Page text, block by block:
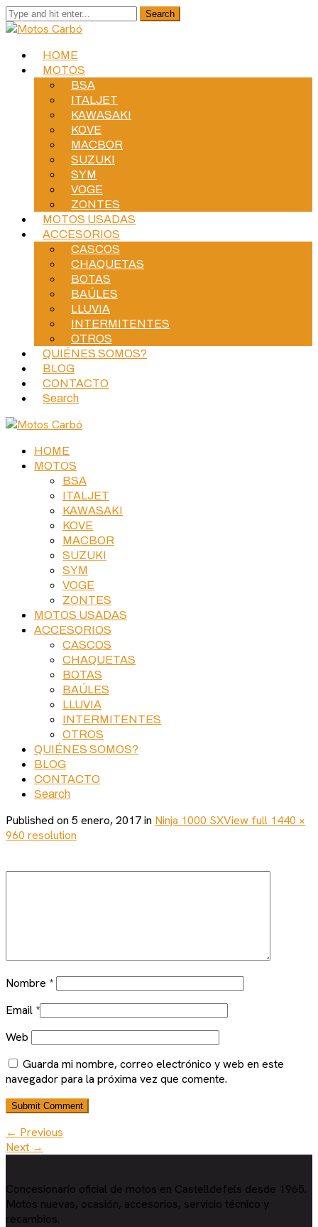
HOME
MOTOS
BSA
ITALJET
KAWASAKI
KOVE
MACBOR
SUZUKI
SYM
VOGE
ZONTES
MOTOS USADAS
ACCESORIOS
CASCOS
CHAQUETAS
BOTAS
BAÚLES
LLUVIA
INTERMITENTES
OTROS
QUIÉNES SOMOS?
BLOG
CONTACTO
Search
HOME
MOTOS
BSA
ITALJET
KAWASAKI
KOVE
MACBOR
SUZUKI
SYM
VOGE
ZONTES
MOTOS USADAS
ACCESORIOS
CASCOS
CHAQUETAS
BOTAS
BAÚLES
LLUVIA
INTERMITENTES
OTROS
QUIÉNES SOMOS?
BLOG
CONTACTO
Search
Published on 5 enero, 2017in Ninja 1000 SXView full 1440 ×
960 resolution
Nombre *
Email *
Web
Guarda mi nombre, correo electrónico y web en este
navegador para la próxima vez que comente.
← Previous
Next →
Concesionario oficial de motos en Castelldefels desde 1965.
Motos nuevas, ocasión, accesorios, servicio técnico y
recambios.